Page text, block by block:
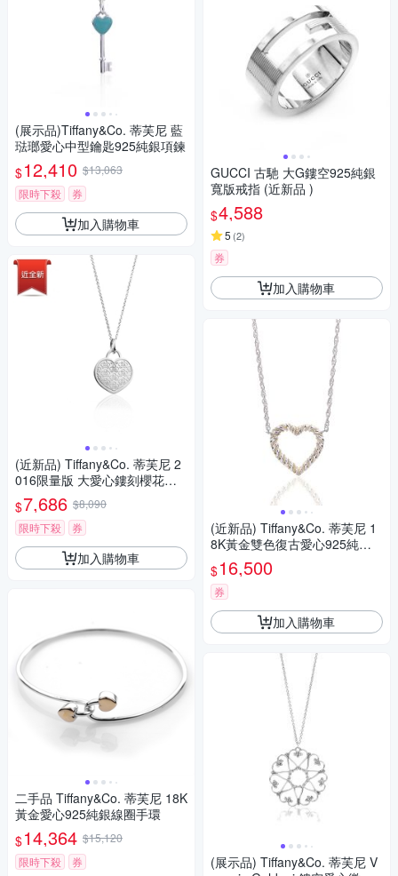
(展示品)Tiffany&Co. 蒂芙尼 藍
琺瑯愛心中型鑰匙925純銀項鍊
$12,410 $13,063
限時下殺
券
加入購物車
(近新品) Tiffany&Co. 蒂芙尼 2
016限量版 大愛心鏤刻櫻花款9
25純銀項鍊
$7,686 $8,090
限時下殺
券
加入購物車
二手品 Tiffany&Co. 蒂芙尼 18K
黃金愛心925純銀線圈手環
$14,364 $15,120
限時下殺
券
GUCCI 古馳 大G鏤空925純銀
寬版戒指 (近新品 )
$4,588
5 (2)
券
加入購物車
(近新品) Tiffany&Co. 蒂芙尼 1
8K黃金雙色復古愛心925純銀
長版項鍊
$16,500
券
加入購物車
(展示品) Tiffany&Co. 蒂芙尼 V